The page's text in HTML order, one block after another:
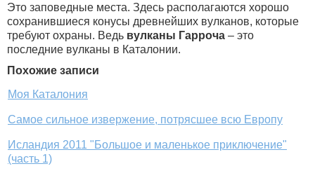
Это заповедные места. Здесь располагаются хорошо
сохранившиеся конусы древнейших вулканов, которые
требуют охраны. Ведь вулканы Гарроча – это
последние вулканы в Каталонии.
Похожие записи
Моя Каталония
Самое сильное извержение, потрясшее всю Европу
Исландия 2011 "Большое и маленькое приключение"
(часть 1)